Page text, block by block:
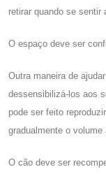
retirar quando se sentir
O espaço deve ser
Outra maneira de
dessensibilizá-los aos
pode ser feito
gradualmente o volume
O cão deve ser